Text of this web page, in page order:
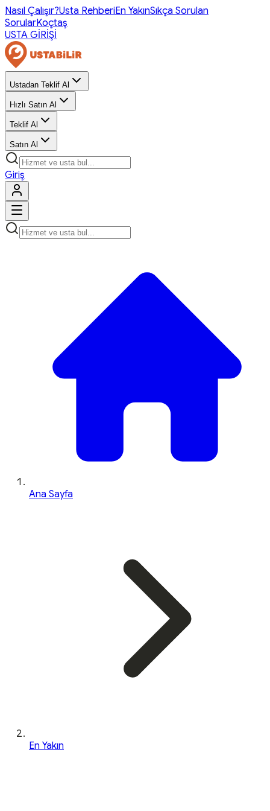
Nasıl Çalışır?Usta RehberiEn YakınSıkça Sorulan
SorularKoçtaş
USTA GİRİŞİ
Ustadan Teklif Al
Hızlı Satın Al
Teklif Al
Satın Al
Giriş
Ana Sayfa
En Yakın